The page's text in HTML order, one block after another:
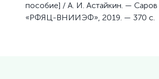
пособие] / А. И. Астайкин. —
«РФЯЦ-ВНИИЭФ», 2019. — 370 с.